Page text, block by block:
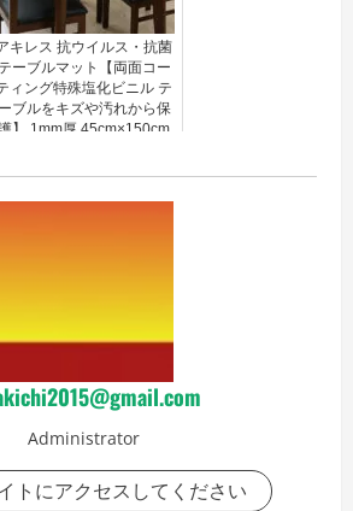
キレス 抗ウイルス・抗菌
テーブルマット【両面コー
ィング特殊塩化ビニル テ
ーブルをキズや汚れから保
】 1mm厚 45cm×150cm
Administrator
トにアクセスしてください